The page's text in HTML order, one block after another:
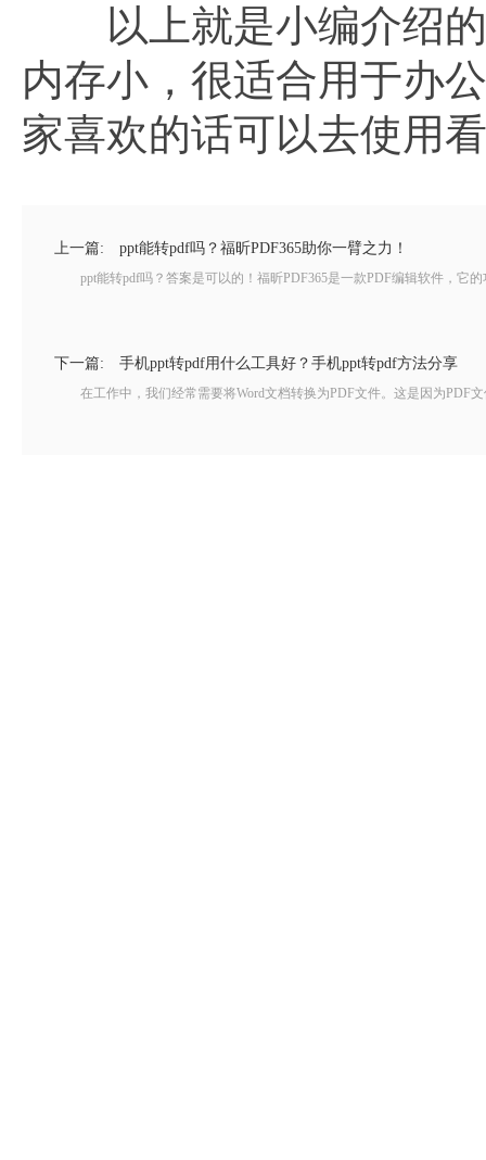
以上就是小编介绍的
内存小，很适合用于办
家喜欢的话可以去使用
上一篇: ppt能转pdf吗？福昕PDF365助你一臂之力！
ppt能转pdf吗？答案是可以的！福昕PDF365是一款PDF编辑软件，它的
下一篇: 手机ppt转pdf用什么工具好？手机ppt转pdf方法分享
在工作中，我们经常需要将Word文档转换为PDF文件。这是因为PDF